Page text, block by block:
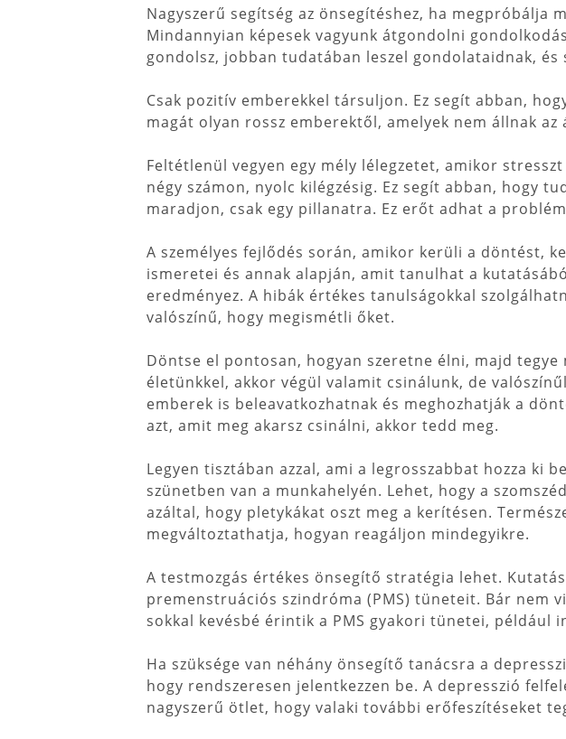
Nagyszerű segítség az önsegítéshez, ha
Mindannyian képesek vagyunk átgondolni
gondolsz, jobban tudatában leszel gondolataidnak, és
Csak pozitív emberekkel társuljon. Ez segít abban,
magát olyan rossz emberektől, amelyek nem állnak
Feltétlenül vegyen egy mély lélegzetet, amikor
négy számon, nyolc kilégzésig. Ez segít abban, hogy
maradjon, csak egy pillanatra. Ez erőt adhat a
A személyes fejlődés során, amikor kerüli a döntést,
ismeretei és annak alapján, amit tanulhat a
eredményez. A hibák értékes tanulságokkal
valószínű, hogy megismétli őket.
Döntse el pontosan, hogyan szeretne élni, majd
életünkkel, akkor végül valamit csinálunk, de
emberek is beleavatkozhatnak és meghozhatják a
azt, amit meg akarsz csinálni, akkor tedd meg.
Legyen tisztában azzal, ami a legrosszabbat hozza ki
szünetben van a munkahelyén. Lehet, hogy a
azáltal, hogy pletykákat oszt meg a kerítésen.
megváltoztathatja, hogyan reagáljon mindegyikre.
A testmozgás értékes önsegítő stratégia lehet.
premenstruációs szindróma (PMS) tüneteit. Bár nem
sokkal kevésbé érintik a PMS gyakori tünetei, például
Ha szüksége van néhány önsegítő tanácsra a
hogy rendszeresen jelentkezzen be. A depresszió
nagyszerű ötlet, hogy valaki további erőfeszítéseket